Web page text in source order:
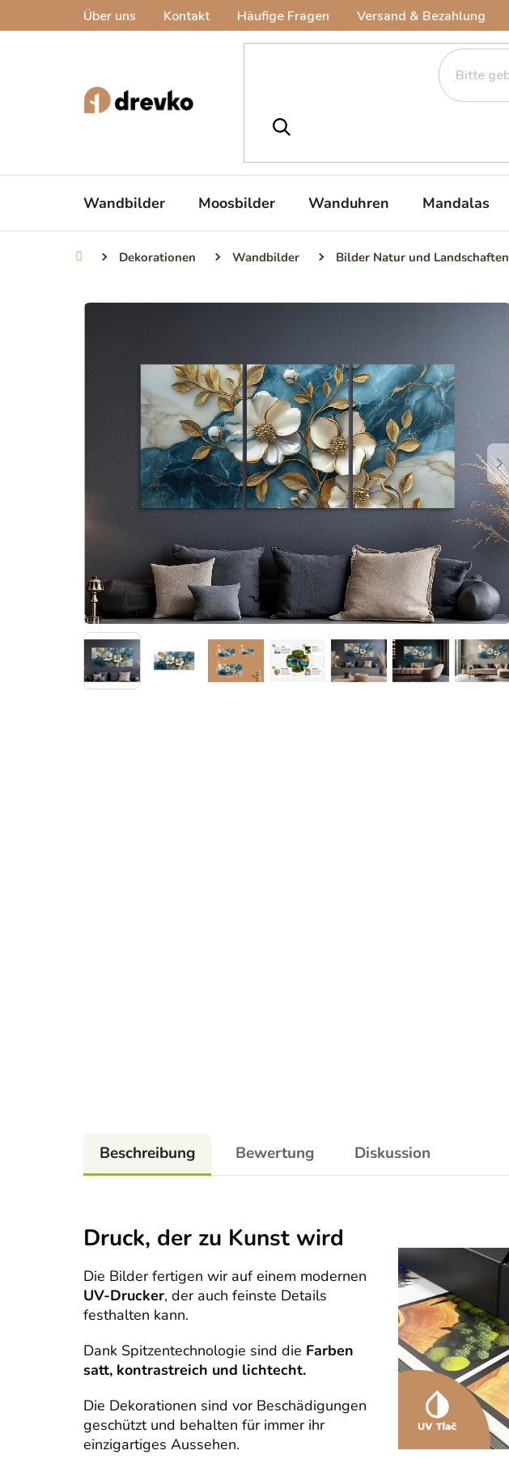
Über uns Kontakt Häufige Fragen Versand & Bezahlung
Wandbilder Moosbilder Wanduhren Mandalas
StartseiteDekorationen Wandbilder Bilder Natur und Landschaften
Beschreibung Bewertung Diskussion
Druck, der zu Kunst wird
Die Bilder fertigen wir auf einem modernen
UV-Drucker, der auch feinste Details
festhalten kann.
Dank Spitzentechnologie sind die Farben
satt, kontrastreich und lichtecht.
Die Dekorationen sind vor Beschädigungen
geschützt und behalten für immer ihr
einzigartiges Aussehen.